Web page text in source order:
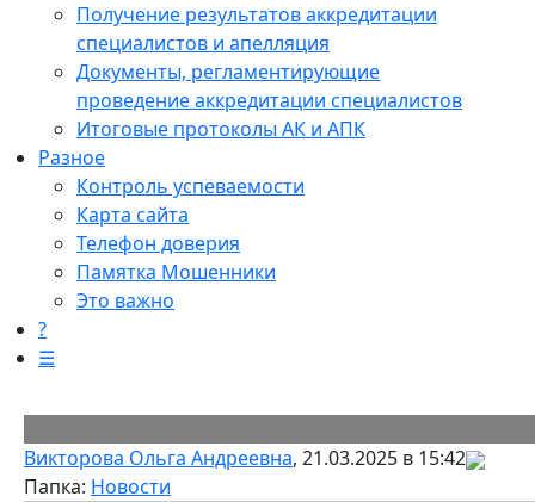
Получение результатов аккредитации
специалистов и апелляция
Документы, регламентирующие
проведение аккредитации специалистов
Итоговые протоколы АК и АПК
Разное
Контроль успеваемости
Карта сайта
Телефон доверия
Памятка Мошенники
Это важно
?
☰
Викторова Ольга Андреевна, 21.03.2025 в 15:42
Папка: Новости